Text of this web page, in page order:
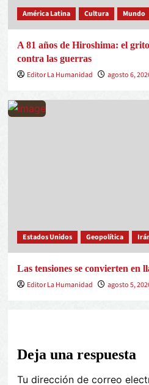
América Latina Cultura Mundo
A 81 años de Hiroshima: el
contra las guerras
Editor La Humanidad
agosto 6,
Estados Unidos Geopolítica
Las tensiones se convierten en
Editor La Humanidad
agosto 5,
Deja una respuesta
Tu dirección de correo